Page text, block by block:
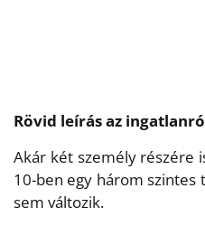
Rövid leírás az
Akár két személy részére
10-ben egy három szintes
sem változik.